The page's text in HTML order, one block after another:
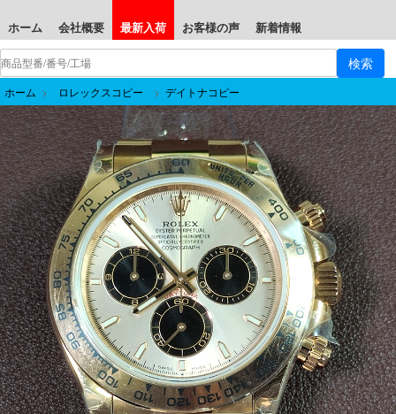
ホーム 会社概要 最新入荷 お客様の声 新着情報
ホーム > ロレックスコピー > デイトナコピー